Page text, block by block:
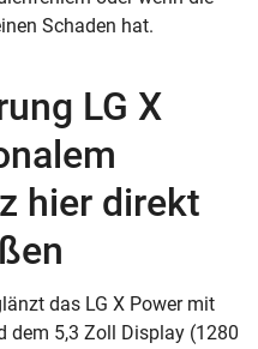
Schaden hat.
LG X
hier direkt
das LG X Power mit
dem 5,3 Zoll Display (1280